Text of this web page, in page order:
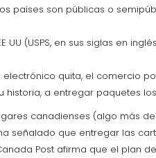
países son públicas o
UU (USPS, en sus siglas en
quita, el comercio
historia, a entregar paquetes
canadienses (algo más
señalado que entregar las
Post afirma que el plan